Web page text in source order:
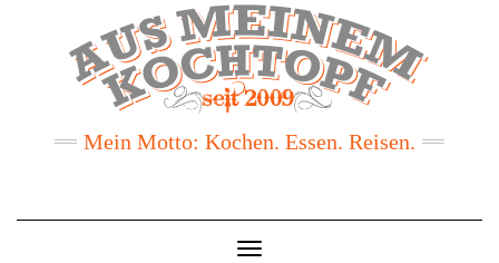
Mein Motto: Kochen. Essen. Reisen.
Toggle